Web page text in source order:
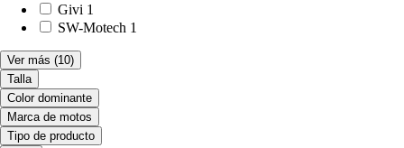
Givi 1
SW-Motech 1
Ver más (10)
Talla
Color dominante
Marca de motos
Tipo de producto